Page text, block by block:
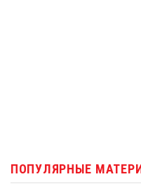
ПОПУЛЯРНЫЕ